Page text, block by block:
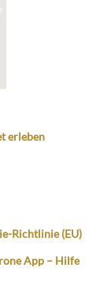
erleben
Richtlinie (EU)
App – Hilfe